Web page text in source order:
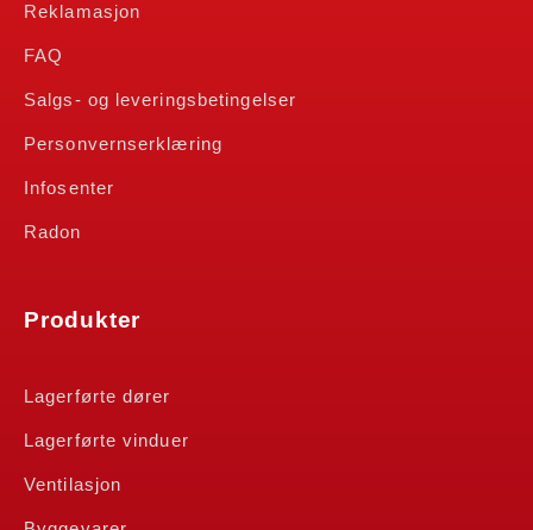
Reklamasjon
FAQ
Salgs- og leveringsbetingelser
Personvernserklæring
Infosenter
Radon
Produkter
Lagerførte dører
Lagerførte vinduer
Ventilasjon